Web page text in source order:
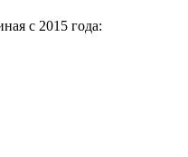
с 2015 года: